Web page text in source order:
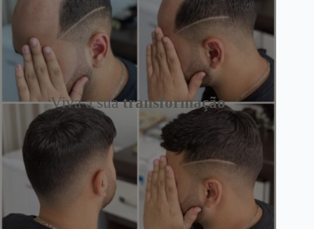
Viva a suatransformação